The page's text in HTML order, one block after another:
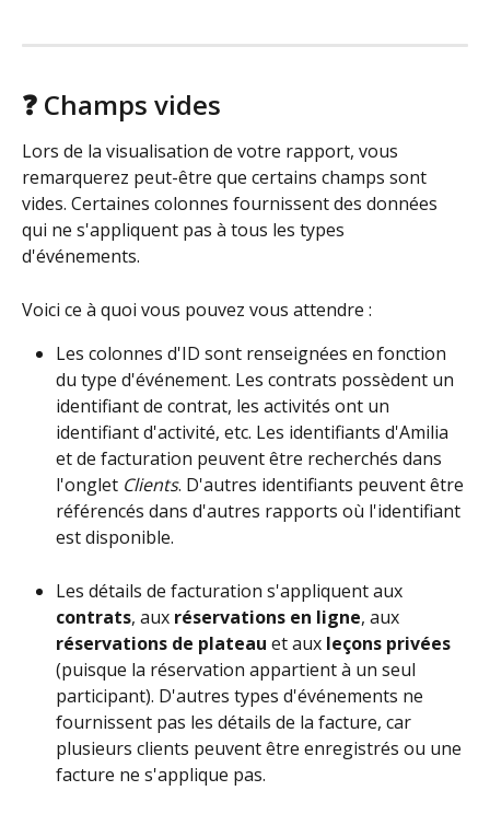
❓ Champs vides
Lors de la visualisation de votre rapport, vous
remarquerez peut-être que certains champs sont
vides. Certaines colonnes fournissent des données
qui ne s'appliquent pas à tous les types
d'événements.
Voici ce à quoi vous pouvez vous attendre :
Les colonnes d'ID sont renseignées en fonction
du type d'événement. Les contrats possèdent un
identifiant de contrat, les activités ont un
identifiant d'activité, etc. Les identifiants d'Amilia
et de facturation peuvent être recherchés dans
l'onglet Clients. D'autres identifiants peuvent être
référencés dans d'autres rapports où l'identifiant
est disponible.
Les détails de facturation s'appliquent aux
contrats, aux réservations en ligne, aux
réservations de plateau et aux leçons privées
(puisque la réservation appartient à un seul
participant). D'autres types d'événements ne
fournissent pas les détails de la facture, car
plusieurs clients peuvent être enregistrés ou une
facture ne s'applique pas.